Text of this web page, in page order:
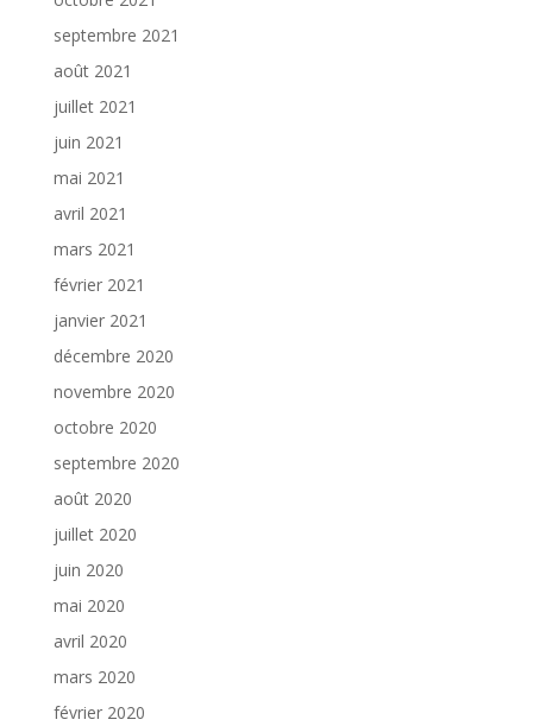
septembre 2021
août 2021
juillet 2021
juin 2021
mai 2021
avril 2021
mars 2021
février 2021
janvier 2021
décembre 2020
novembre 2020
octobre 2020
septembre 2020
août 2020
juillet 2020
juin 2020
mai 2020
avril 2020
mars 2020
février 2020